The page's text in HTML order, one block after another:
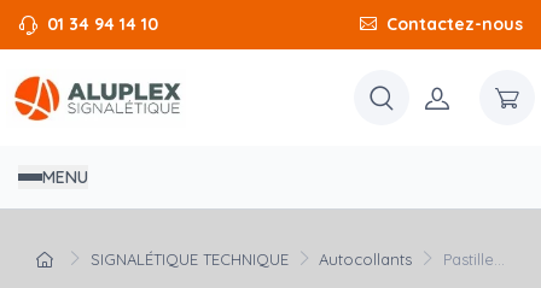
01 34 94 14 10 Contactez-nous
MENU
SIGNALÉTIQUE TECHNIQUE Autocollants Pastille...